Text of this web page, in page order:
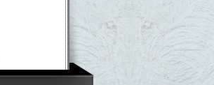
PDFで閲覧する